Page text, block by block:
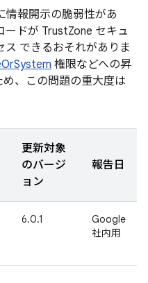
情報開示の脆弱性があ
ードが TrustZone セキュ
ス できるおそれがありま
権限などへの昇
、この問題の重大度は
更新対象
のバージ
ョン
報告日
6.0.1
Google
社内用